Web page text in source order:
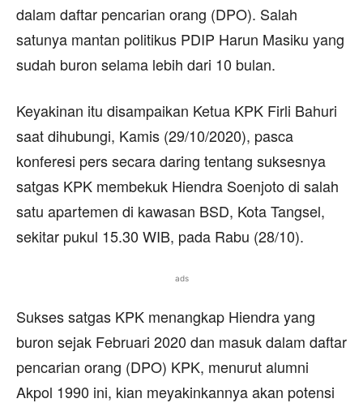
dalam daftar pencarian orang (DPO). Salah
satunya mantan politikus PDIP Harun Masiku yang
sudah buron selama lebih dari 10 bulan.
Keyakinan itu disampaikan Ketua KPK Firli Bahuri
saat dihubungi, Kamis (29/10/2020), pasca
konferesi pers secara daring tentang suksesnya
satgas KPK membekuk Hiendra Soenjoto di salah
satu apartemen di kawasan BSD, Kota Tangsel,
sekitar pukul 15.30 WIB, pada Rabu (28/10).
ads
Sukses satgas KPK menangkap Hiendra yang
buron sejak Februari 2020 dan masuk dalam daftar
pencarian orang (DPO) KPK, menurut alumni
Akpol 1990 ini, kian meyakinkannya akan potensi